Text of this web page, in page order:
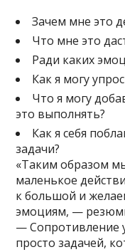
Зачем мне это
Что мне это
Ради каких
Как я могу
Что я могу
это выполнять?
Как я себя
задачи?
«Таким образом
маленькое
к большой и
эмоциям, —
— Сопротивление
просто задачей,